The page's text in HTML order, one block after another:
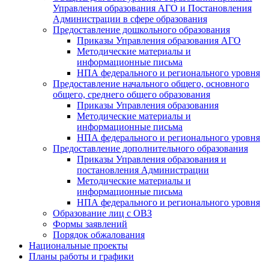
Управления образования АГО и Постановления
Администрации в сфере образования
Предоставление дошкольного образования
Приказы Управления образования АГО
Методические материалы и
информационные письма
НПА федерального и регионального уровня
Предоставление начального общего, основного
общего, среднего общего образования
Приказы Управления образования
Методические материалы и
информационные письма
НПА федерального и регионального уровня
Предоставление дополнительного образования
Приказы Управления образования и
постановления Администрации
Методические материалы и
информационные письма
НПА федерального и регионального уровня
Образование лиц с ОВЗ
Формы заявлений
Порядок обжалования
Национальные проекты
Планы работы и графики